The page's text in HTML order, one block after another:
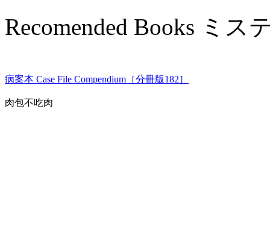
Recomended Books ミ
病案本 Case File Compendium［分冊版182］
肉包不吃肉